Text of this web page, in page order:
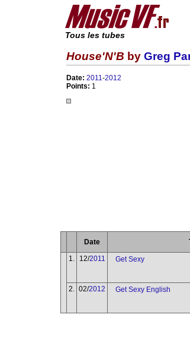
Tous les tubes
House'N'B by Greg
Date: 2011-2012
Points: 1
Date
1.
12/2011 Get Sexy
2. 02/2012 Get Sexy English